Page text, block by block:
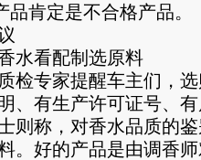
品肯定是不合格产品。
看配制选原料
专家提醒车主们，选
、有生产许可证号、
称，对香水品质的鉴
。好的产品是由调香